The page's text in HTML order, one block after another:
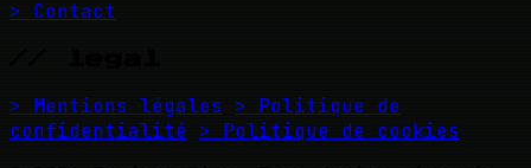
> Contact
> Mentions légales
> Politique de
confidentialité > Politique de cookies